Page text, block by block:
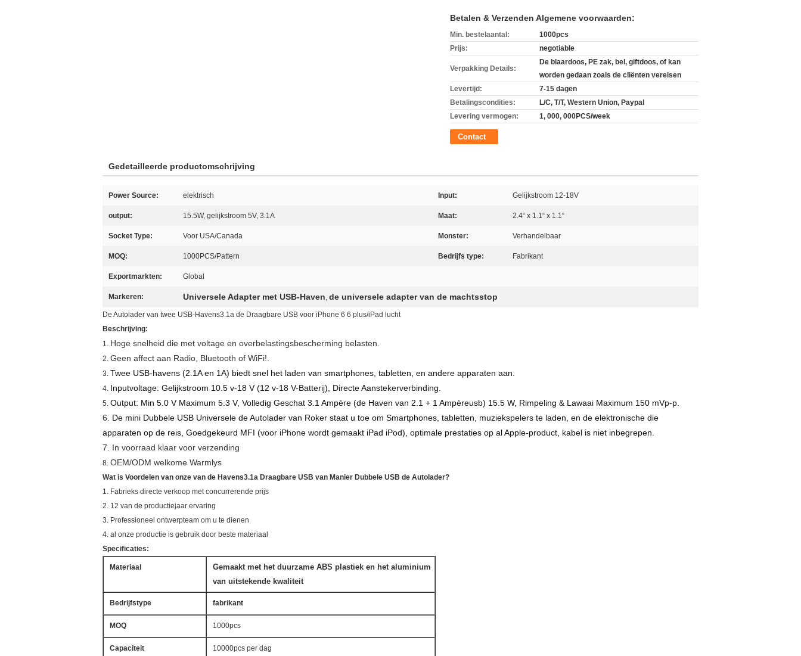
Betalen & Verzenden Algemene voorwaarden:
Min. bestelaantal:
1000pcs
Prijs:
negotiable
Verpakking Details:
De blaardoos, PE zak, bel, giftdoos, of kan
worden gedaan zoals de cliënten vereisen
Levertijd:
7-15 dagen
Betalingscondities:
L/C, T/T, Western Union, Paypal
Levering vermogen:
1, 000, 000PCS/week
Contact
Gedetailleerde productomschrijving
Power Source: elektrisch Input: Gelijkstroom 12-18V
output: 15.5W, gelijkstroom 5V, 3.1A Maat: 2.4“ x 1.1“ x 1.1“
Socket Type: Voor USA/Canada Monster: Verhandelbaar
MOQ: 1000PCS/Pattern Bedrijfs type: Fabrikant
Exportmarkten: Global
Markeren: Universele Adapter met USB-Haven, de universele adapter van de machtsstop
De Autolader van twee USB-Havens3.1a de Draagbare USB voor iPhone 6 6 plus/iPad lucht
Beschrijving:
1. Hoge snelheid die met voltage en overbelastingsbescherming belasten.
2. Geen affect aan Radio, Bluetooth of WiFi!.
3. Twee USB-havens (2.1A en 1A) biedt snel het laden van smartphones, tabletten, en andere apparaten aan.
4. Inputvoltage: Gelijkstroom 10.5 v-18 V (12 v-18 V-Batterij), Directe Aanstekerverbinding.
5. Output: Min 5.0 V Maximum 5.3 V, Volledig Geschat 3.1 Ampère (de Haven van 2.1 + 1 Ampèreusb) 15.5 W, Rimpeling & Lawaai Maximum 150 mVp-p.
6. De mini Dubbele USB Universele de Autolader van Roker staat u toe om Smartphones, tabletten, muziekspelers te laden, en de elektronische die
apparaten op de reis, Goedgekeurd MFI (voor iPhone wordt gemaakt iPad iPod), optimale prestaties op al Apple-product, kabel is niet inbegrepen.
7. In voorraad klaar voor verzending
8. OEM/ODM welkome Warmlys
Wat is Voordelen van onze van de Havens3.1a Draagbare USB van Manier Dubbele USB de Autolader?
1. Fabrieks directe verkoop met concurrerende prijs
2. 12 van de productiejaar ervaring
3. Professioneel ontwerpteam om u te dienen
4. al onze productie is gebruik door beste materiaal
Specificaties:
Materiaal
Gemaakt met het duurzame ABS plastiek en het aluminium
van uitstekende kwaliteit
Bedrijfstype fabrikant
MOQ 1000pcs
Capaciteit 10000pcs per dag